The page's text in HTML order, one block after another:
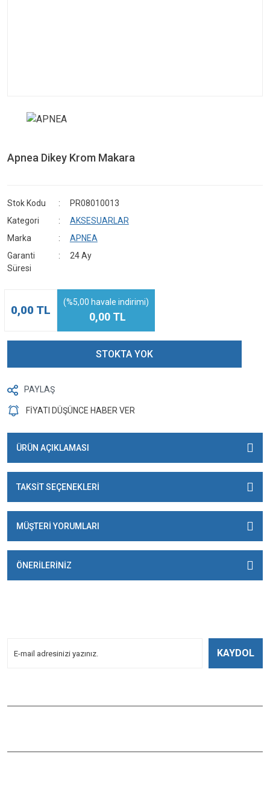
Apnea Dikey Krom Makara
Stok Kodu
PR08010013
Kategori
AKSESUARLAR
Marka
APNEA
Garanti
Süresi
24 Ay
0,00 TL
(%5,00 havale indirimi)
0,00 TL
STOKTA YOK
PAYLAŞ
FİYATI DÜŞÜNCE HABER VER
ÜRÜN AÇIKLAMASI
TAKSİT SEÇENEKLERİ
MÜŞTERİ YORUMLARI
ÖNERİLERİNİZ
KAYDOL